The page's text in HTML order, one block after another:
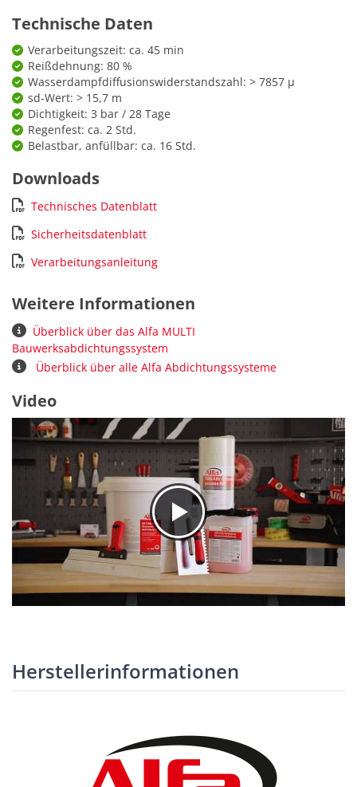
Technische Daten
Verarbeitungszeit: ca. 45 min
Reißdehnung: 80 %
Wasserdampfdiffusionswiderstandszahl: > 7857 µ
sd-Wert: > 15,7 m
Dichtigkeit: 3 bar / 28 Tage
Regenfest: ca. 2 Std.
Belastbar, anfüllbar: ca. 16 Std.
Downloads
Technisches Datenblatt
Sicherheitsdatenblatt
Verarbeitungsanleitung
Weitere Informationen
Überblick über das Alfa MULTI
Bauwerksabdichtungssystem
Überblick über alle Alfa Abdichtungssysteme
Video
Herstellerinformationen